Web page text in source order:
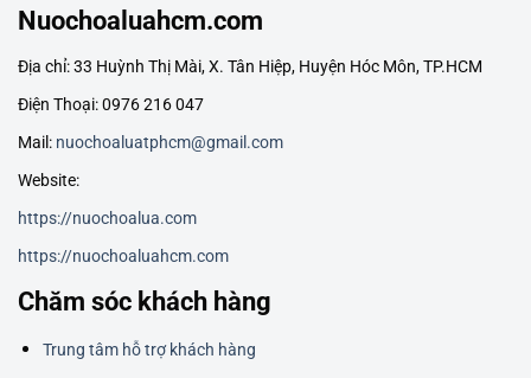
Nuochoaluahcm.com
Địa chỉ: 33 Huỳnh Thị Mài, X. Tân Hiệp, Huyện Hóc Môn, TP.HCM
Điện Thoại: 0976 216 047
Mail: nuochoaluatphcm@gmail.com
Website:
https://nuochoalua.com
https://nuochoaluahcm.com
Chăm sóc khách hàng
Trung tâm hỗ trợ khách hàng